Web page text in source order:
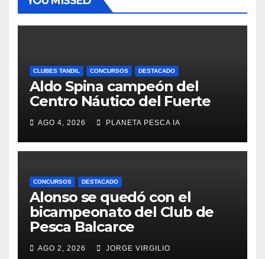
CLUBES TANDIL CONCURSOS DESTACADO
Aldo Spina campeón del
Centro Náutico del Fuerte
AGO 4, 2026 PLANETA PESCA IA
CONCURSOS DESTACADO
Alonso se quedó con el
bicampeonato del Club de
Pesca Balcarce
AGO 2, 2026 JORGE VIRGILIO